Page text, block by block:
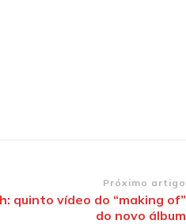
Próximo artigo
quinto vídeo do “making of”
do novo álbum